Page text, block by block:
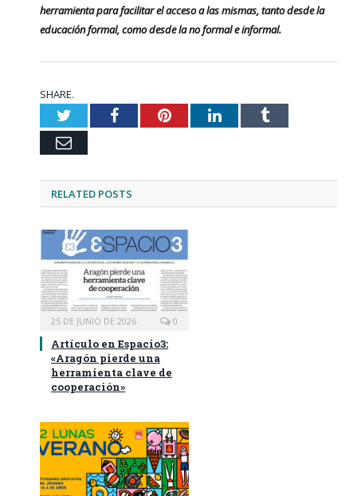
herramienta para facilitar el acceso a las mismas, tanto desde la
educación formal, como desde la no formal e informal.
SHARE.
TwitterFacebookPinterestLinkedInTumblr
Email
RELATED POSTS
25 DE JUNIO DE 2026 0
Artículo en Espacio3:
«Aragón pierde una
herramienta clave de
cooperación»